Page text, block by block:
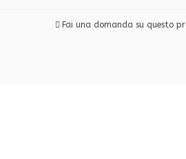
Fai una domanda su questo